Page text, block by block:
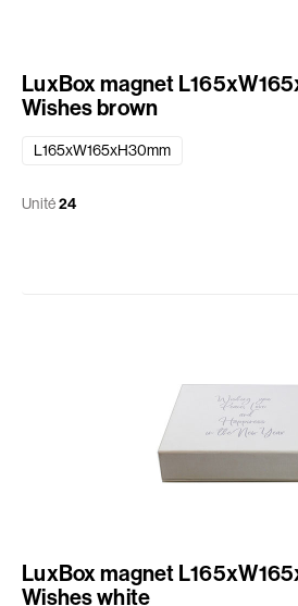
LuxBox magnet
Wishes brown
L165xW165xH30mm
Unité24
LuxBox magnet
Wishes white